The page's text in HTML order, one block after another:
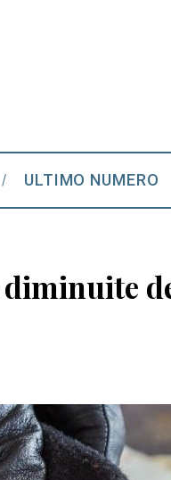
ULTIMO NUMERO